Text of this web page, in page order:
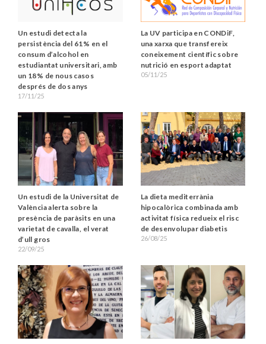
Un estudi detecta la
persistència del 61% en el
consum d’alcohol en
estudiantat universitari, amb
un 18% de nous casos
després de dos anys
17/11/25
La UV participa en CONDiF,
una xarxa que transfereix
coneixement científic sobre
nutrició en esport adaptat
05/11/25
Un estudi de la Universitat de
València alerta sobre la
presència de paràsits en una
varietat de cavalla, el verat
d’ull gros
22/09/25
La dieta mediterrània
hipocalòrica combinada amb
activitat física redueix el risc
de desenvolupar diabetis
26/08/25